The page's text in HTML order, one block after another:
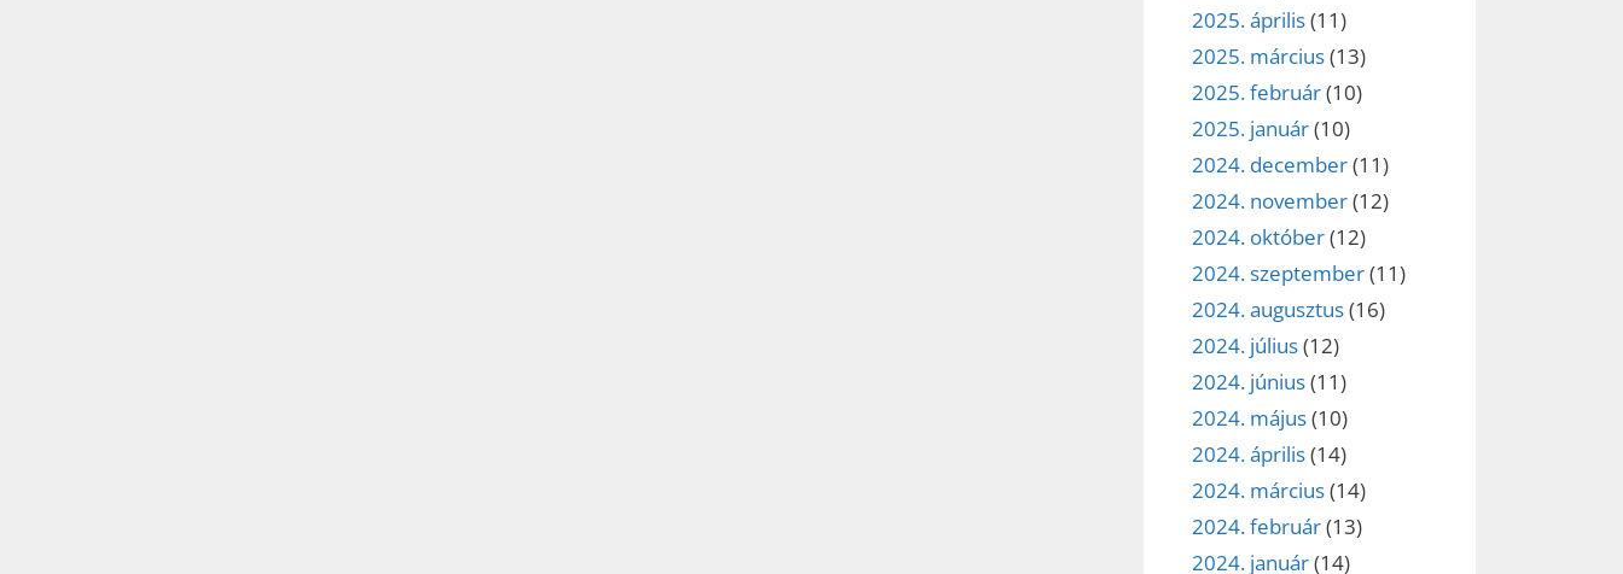
2025. április(11)
2025. március(13)
2025. február(10)
2025. január(10)
2024. december(11)
2024. november(12)
2024. október(12)
2024. szeptember(11)
2024. augusztus(16)
2024. július(12)
2024. június(11)
2024. május(10)
2024. április(14)
2024. március(14)
2024. február(13)
2024. január(14)